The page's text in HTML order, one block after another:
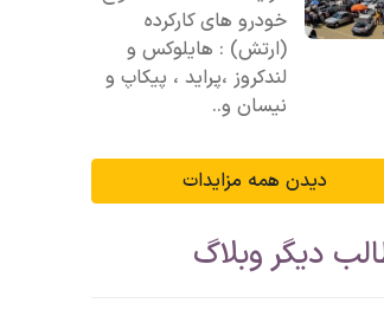
خودرو های کارکرده
(ارتش) : هایلوکس و
لندکروز ،پراید ، پیکاپ و
نیسان و..
دیدن همه مزایدات
دیگر وبلاگ